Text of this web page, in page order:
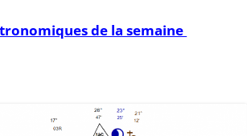
de la semaine